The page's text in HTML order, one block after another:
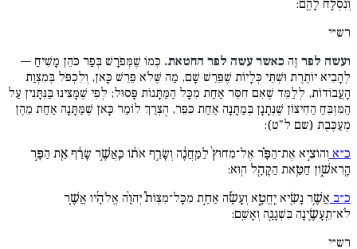
וְנִסְלַ֥ח לָהֶֽם:
רש״י
ועשה לפר זֶה כאשר עשה לפר החטאת. כְּמוֹ שֶׁמְּפֹרָשׁ בְּפַר כֹּהֵן מָשִׁיחַ —
לְהָבִיא יוֹתֶרֶת וּשְׁתֵּי כְּלָיוֹת שֶׁפֵּרֵשׁ שָׁם, מַה שֶּׁלֹא פֵּרֵשׁ כָּאן, וְלִכְפֹּל בְּמִצְוַת
הָעֲבוֹדוֹת, לְלַמֵּד שֶׁאִם חִסֵּר אַחַת מִכָּל הַמַּתָּנוֹת פָּסוּל; לְפִי שֶׁמָּצִינוּ בַּנִּתָּנִין עַל
הַמִּזְבֵּחַ הַחִיצוֹן שֶׁנְּתָנָן בְּמַתָּנָה אַחַת כִּפֵּר, הֻצְרַךְ לוֹמַר כָּאן שֶׁמַּתָּנָה אַחַת מֵהֶן
מְעַכֶּבֶת (שם ל"ט):
כ״א וְהוֹצִ֣יא אֶת־הַפָּ֗ר אֶל־מִחוּץ֙ לַמַּֽחֲנֶ֔ה וְשָׂרַ֣ף אֹת֔וֹ כַּֽאֲשֶׁ֣ר שָׂרַ֔ף אֵ֖ת הַפָּ֣ר
הָֽרִאשׁ֑וֹן חַטַּ֥את הַקָּהָ֖ל הֽוּא:
כ״ב אֲשֶׁ֥ר נָשִׂ֖יא יֶֽחֱטָ֑א וְעָשָׂ֡ה אַחַ֣ת מִכָּל־מִצְו‍ֹת֩ יְהֹוָ֨ה אֱלֹהָ֜יו אֲשֶׁ֧ר
לֹא־תֵֽעָשֶׂ֛ינָה בִּשְׁגָגָ֖ה וְאָשֵֽׁם:
רש״י